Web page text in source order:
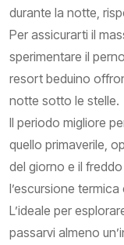
durante la notte,
Per assicurarti il
sperimentare il
resort beduino
notte sotto le stelle.
Il periodo migliore
quello primaverile,
del giorno e il
l’escursione termica
L’ideale per
passarvi almeno